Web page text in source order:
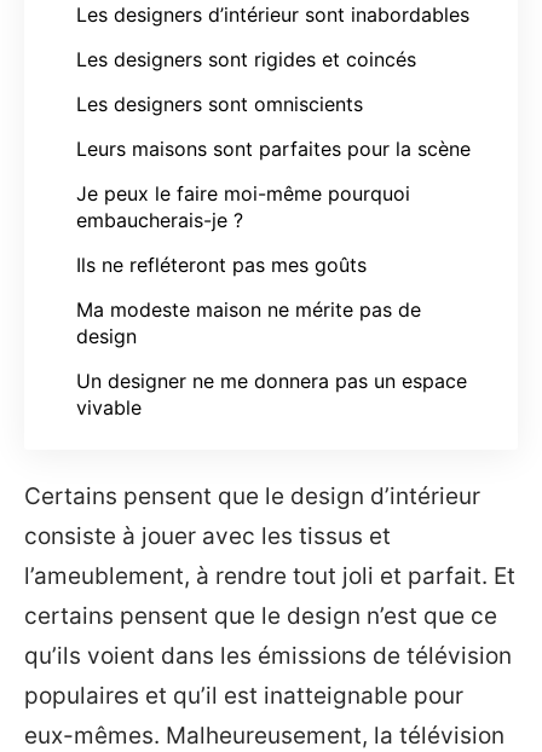
Les designers d’intérieur sont inabordables
Les designers sont rigides et coincés
Les designers sont omniscients
Leurs maisons sont parfaites pour la scène
Je peux le faire moi-même pourquoi
embaucherais-je ?
Ils ne refléteront pas mes goûts
Ma modeste maison ne mérite pas de
design
Un designer ne me donnera pas un espace
vivable
Certains pensent que le design d’intérieur
consiste à jouer avec les tissus et
l’ameublement, à rendre tout joli et parfait. Et
certains pensent que le design n’est que ce
qu’ils voient dans les émissions de télévision
populaires et qu’il est inatteignable pour
eux-mêmes. Malheureusement, la télévision